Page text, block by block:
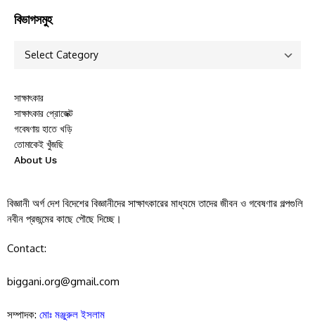
বিভাগসমুহ
সাক্ষাৎকার
সাক্ষাৎকার প্রোজেক্ট
গবেষণায় হাতে খড়ি
তোমাকেই খুঁজছি
About Us
বিজ্ঞানী অর্গ দেশ বিদেশের বিজ্ঞানীদের সাক্ষাৎকারের মাধ্যমে তাদের জীবন ও গবেষণার গল্পগুলি
নবীন প্রজন্মের কাছে পৌছে দিচ্ছে।
Contact:
biggani.org@gmail.com
সম্পাদক: মোঃ মঞ্জুরুল ইসলাম